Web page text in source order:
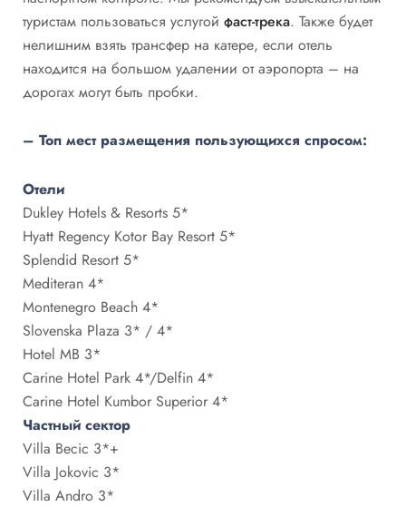
туристам пользоваться услугой фаст-трека. Также будет
нелишним взять трансфер на катере, если отель
находится на большом удалении от аэропорта – на
дорогах могут быть пробки.
– Топ мест размещения пользующихся спросом:
Отели
Dukley Hotels & Resorts 5*
Hyatt Regency Kotor Bay Resort 5*
Splendid Resort 5*
Mediteran 4*
Montenegro Beach 4*
Slovenska Plaza 3* / 4*
Hotel MB 3*
Carine Hotel Park 4*/Delfin 4*
Carine Hotel Kumbor Superior 4*
Частный сектор
Villa Becic 3*+
Villa Jokovic 3*
Villa Andro 3*